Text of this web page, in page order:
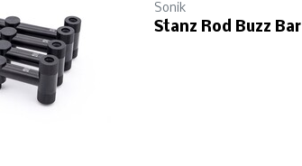
Sonik
Stanz Rod Buzz Bar